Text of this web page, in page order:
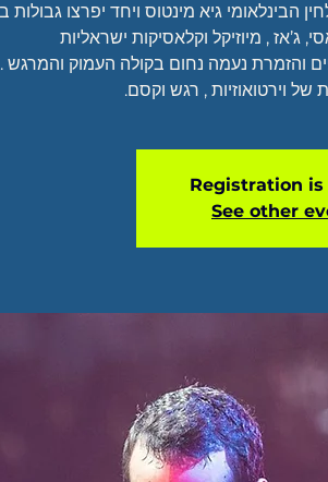
הבינלאומי גיא מינטוס ויחד יפרצו גבולות
של וירטואוזיות , רגש וקסם.
Registration is
See other